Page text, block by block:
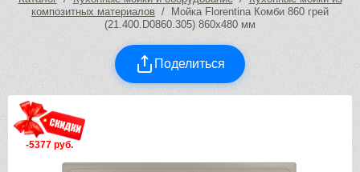
композитных материалов / Мойка Florentina Комби 860 грей
(21.400.D0860.305) 860х480 мм
Поделиться
-5377 руб.